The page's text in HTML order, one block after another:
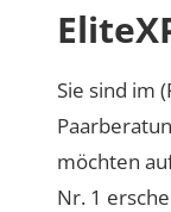
Sie sind im
möchten
Nr. 1